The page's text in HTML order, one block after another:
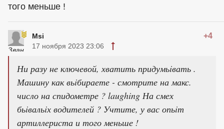
того меньше !
Msi +4
17 ноября 2023 23:06
Ни разу не ключевой, хватить придумьiвать .
Машину как вьiбираете - смотрите на макс.
число на спидометре ? laughing На смех
бьiвальiх водителей ? Учтите, у вас опьiт
артиллериста и того меньше !